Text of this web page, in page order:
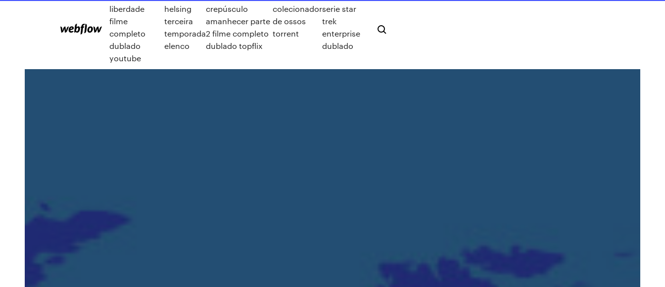
liberdade
filme
completo
dublado
youtube
helsing
terceira
temporada
elenco
crepúsculo
amanhecer parte
2 filme completo
dublado topflix
colecionador
de ossos
torrent
serie star
trek
enterprise
dublado